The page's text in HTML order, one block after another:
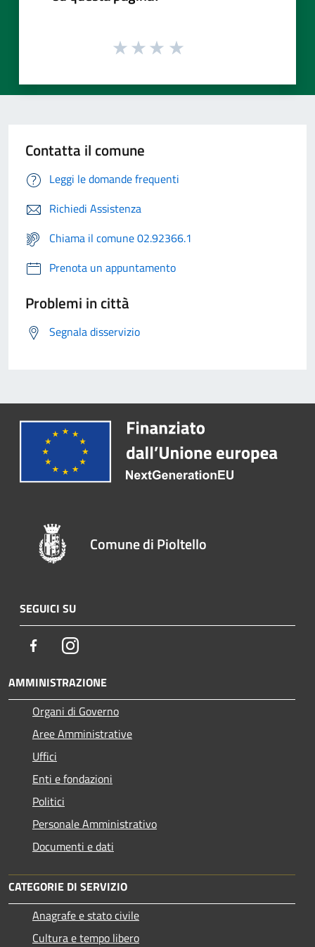
Contatta il comune
Leggi le domande frequenti
Richiedi Assistenza
Chiama il comune 02.92366.1
Prenota un appuntamento
Problemi in città
Segnala disservizio
Comune di Pioltello
SEGUICI SU
FacebookInstagram
AMMINISTRAZIONE
Organi di Governo
Aree Amministrative
Uffici
Enti e fondazioni
Politici
Personale Amministrativo
Documenti e dati
CATEGORIE DI SERVIZIO
Anagrafe e stato civile
Cultura e tempo libero